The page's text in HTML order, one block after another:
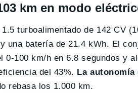
km en modo
turboalimentado de 142 CV
una batería de 21.4 kWh. El
0-100 km/h en 6.8 segundos y
del 43%. La
rebasa los 1.000 km.